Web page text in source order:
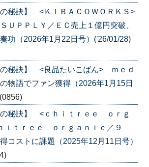
の秘訣】 <ＫＩＢＡＣＯＷＯＲＫＳ>
ＰＰＬＹ／ＥＣ売上１億円突破、
功（2026年1月22日号）('26/01/28)
の秘訣】 <良品たいこばん> ｍｅｄ
物語でファン獲得（2026年1月15日
(0856)
の秘訣】 <ｃｈｉｔｒｅｅ ｏｒｇ
ｉｔｒｅｅ ｏｒｇａｎｉｃ／９
コストに課題（2025年12月11日号）